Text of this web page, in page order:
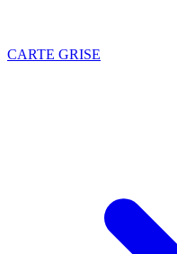
CARTE GRISE